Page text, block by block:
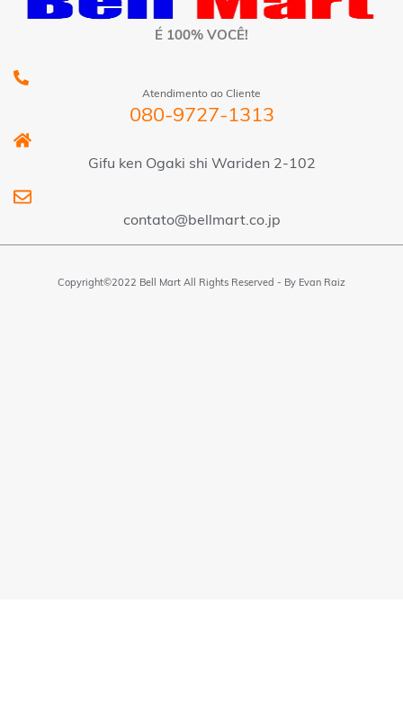
É 100% VOCÊ!
Atendimento ao Cliente
080-9727-1313
Gifu ken Ogaki shi Wariden 2-102
contato@bellmart.co.jp
Copyright©2022 Bell Mart All Rights Reserved - By Evan Raiz